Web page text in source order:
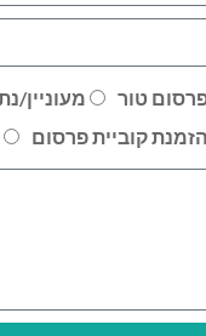
טור
מעוניין/
קוביית פרסום